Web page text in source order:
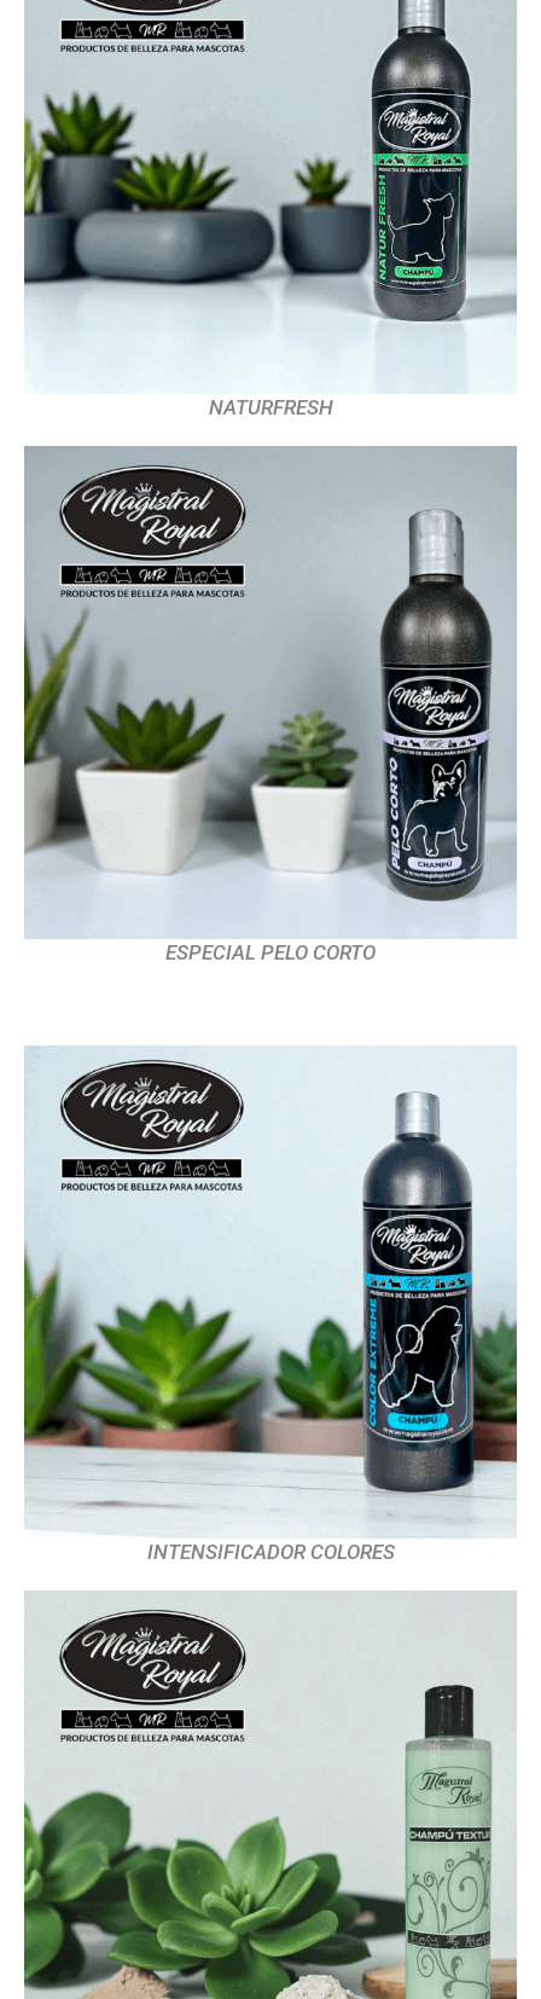
NATURFRESH
ESPECIAL PELO CORTO
INTENSIFICADOR COLORES